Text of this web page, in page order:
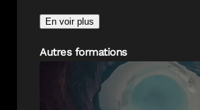
En voir plus
Autres formations